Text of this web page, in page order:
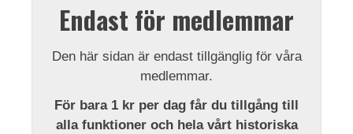
Endast för medlemmar
Den här sidan är endast tillgänglig för våra
medlemmar.
För bara 1 kr per dag får du tillgång till
alla funktioner och hela vårt historiska